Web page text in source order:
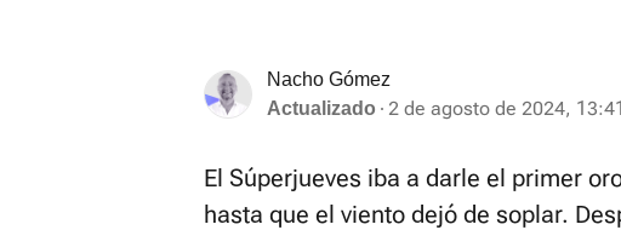
Nacho Gómez
Actualizado
2 de agosto de 2024,
El Súperjueves iba a darle el primer
hasta que el viento dejó de soplar.